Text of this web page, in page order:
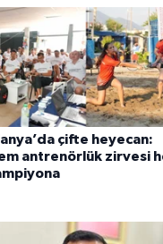
çifte heyecan:
antrenörlük zirvesi